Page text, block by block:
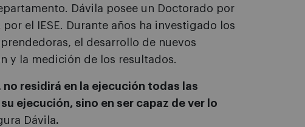
Dávila posee un Doctorado por
por el IESE. Durante años ha investigado los
el desarrollo de nuevos
y la medición de los resultados.
residirá en la ejecución todas las
ejecución, sino en ser capaz de ver lo
Dávila.